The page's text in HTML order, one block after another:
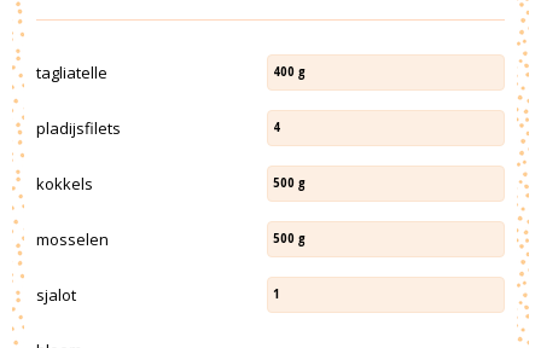
tagliatelle 400 g
pladijsfilets 4
kokkels 500 g
mosselen 500 g
sjalot 1